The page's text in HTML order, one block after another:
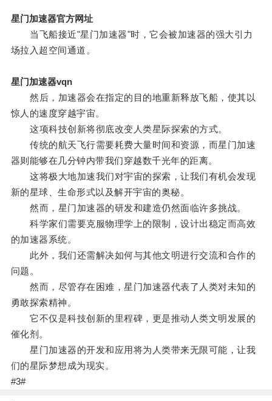
星门加速器官方网址
当飞船接近"星门加速器"时，它会被加速器的强大引力
场拉入超空间通道。
星门加速器vqn
然后，加速器会在指定的目的地重新释放飞船，使其以
惊人的速度穿越宇宙。
这项科技创新将彻底改变人类星际探索的方式。
传统的航天飞行需要耗费大量时间和资源，而星门加速
器则能够在几分钟内带我们穿越数千光年的距离。
这将极大地加速我们对宇宙的探索，让我们有机会发现
新的星球、生命形式以及解开宇宙的奥秘。
然而，星门加速器的研发和建造仍然面临许多挑战。
科学家们需要克服物理学上的限制，设计出稳定而高效
的加速器系统。
此外，我们还需解决如何与其他文明进行交流和合作的
问题。
然而，尽管存在困难，星门加速器代表了人类对未知的
勇敢探索精神。
它不仅是科技创新的里程碑，更是推动人类文明发展的
催化剂。
星门加速器的开发和应用将为人类带来无限可能，让我
们的星际梦想成为现实。
#3#